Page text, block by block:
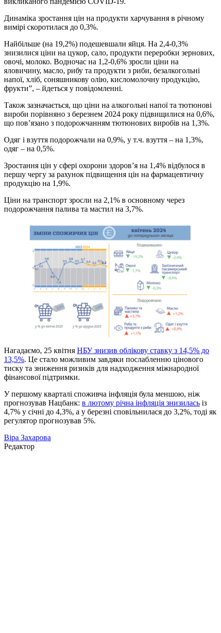
Динаміка зростання цін на продукти харчування в річному
вимірі скоротилася до 0,3%.
Найбільше (на 19,2%) подешевшали яйця. На 2,4-0,3%
знизилися ціни на цукор, сало, продукти переробки зернових,
овочі, молоко. Водночас на 1,2-0,6% зросли ціни на
яловичину, масло, рибу та продукти з риби, безалкогольні
напої, хліб, соняшникову олію, кисломолочну продукцію,
фрукти”, – йдеться у повідомленні.
Також зазначається, що ціни на алкогольні напої та тютюнові
вироби порівняно з березнем 2024 року підвищилися на 0,6%,
що пов’язано з подорожчанням тютюнових виробів на 1,3%.
Одяг і взуття подорожчали на 0,9%, у т.ч. взуття – на 1,3%,
одяг – на 0,5%.
Зростання цін у сфері охорони здоров’я на 1,4% відбулося в
першу чергу за рахунок підвищення цін на фармацевтичну
продукцію на 1,9%.
Ціни на транспорт зросли на 2,1% в основному через
подорожчання палива та мастил на 3,7%.
Нагадаємо, 25 квітня НБУ знизив облікову ставку з 14,5% до
13,5%. Це стало можливим завдяки послабленню цінового
тиску та зниження ризиків для надходження міжнародної
фінансової підтримки.
У першому кварталі споживча інфляція була меншою, ніж
прогнозував Нацбанк: в лютому річна інфляція знизилась із
4,7% у січні до 4,3%, а у березні сповільнилася до 3,2%, тоді як
регулятор прогнозував 5%.
Віра Захарова
Редактор